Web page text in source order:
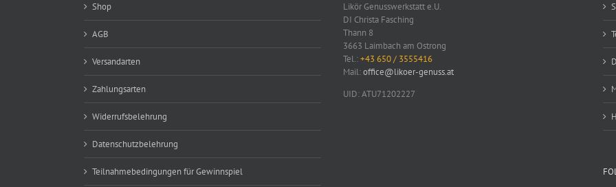
Shop
AGB
Versandarten
Zahlungsarten
Widerrufsbelehrung
Datenschutzbelehrung
Teilnahmebedingungen für Gewinnspiel
Likör Genusswerkstatt e.U.
DI Christa Fasching
Thann 8
3663 Laimbach am Ostrong
Tel.:+43 650 / 3555416
Mail:office@likoer-genuss.at
UID: ATU71202227